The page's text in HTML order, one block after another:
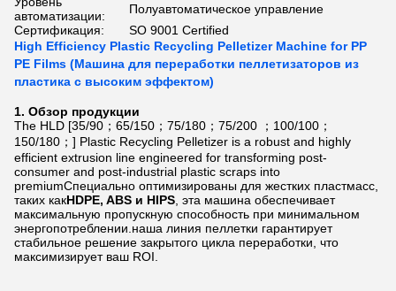
автоматизации:
Полуавтоматическое управление
Сертификация:
SO 9001 Certified
High Efficiency Plastic Recycling Pelletizer Machine for PP
PE Films (Машина для переработки пеллетизаторов из
пластика с высоким эффектом)
1. Обзор продукции
The HLD [35/90；65/150；75/180；75/200 ；100/100；
150/180；] Plastic Recycling Pelletizer is a robust and highly
efficient extrusion line engineered for transforming post-
consumer and post-industrial plastic scraps into
premiumСпециально оптимизированы для жестких пластмасс,
таких какHDPE, ABS и HIPS , эта машина обеспечивает
максимальную пропускную способность при минимальном
энергопотреблении.наша линия пеллетки гарантирует
стабильное решение закрытого цикла переработки, что
максимизирует ваш ROI.